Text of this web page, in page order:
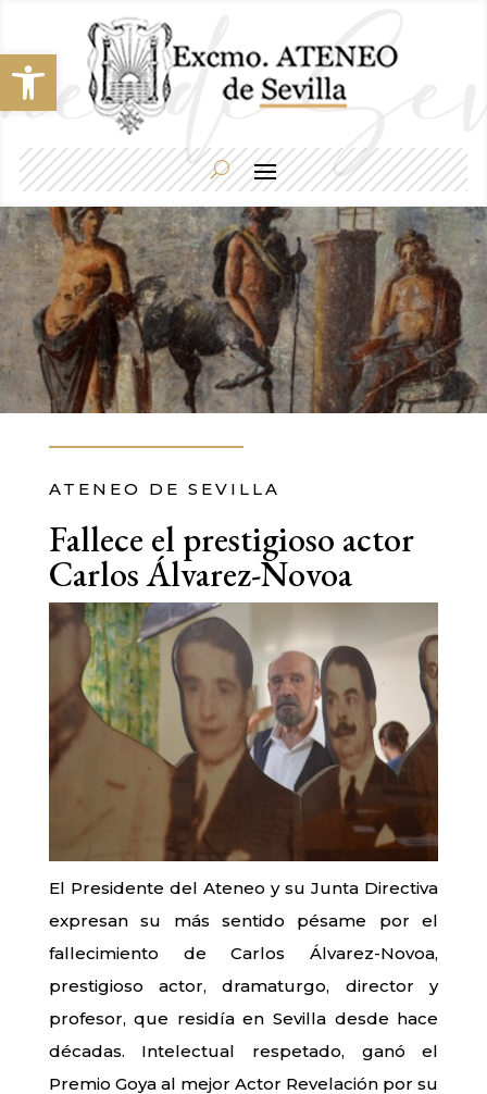
Abrir barra de herramientas
ATENEO DE SEVILLA
Fallece el prestigioso actor
Carlos Álvarez-Novoa
El Presidente del Ateneo y su Junta Directiva
expresan su más sentido pésame por el
fallecimiento de Carlos Álvarez-Novoa,
prestigioso actor, dramaturgo, director y
profesor, que residía en Sevilla desde hace
décadas. Intelectual respetado, ganó el
Premio Goya al mejor Actor Revelación por su